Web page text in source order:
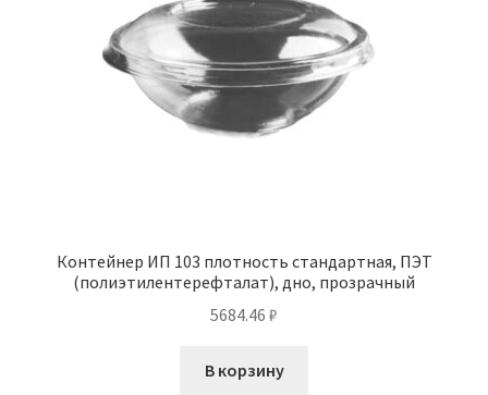
Контейнер ИП 103 плотность стандартная, ПЭТ
(полиэтилентерефталат), дно, прозрачный
5684.46 ₽
В корзину